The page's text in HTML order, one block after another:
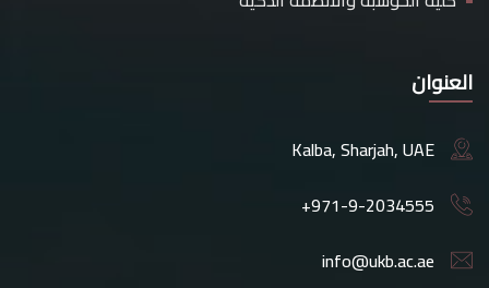
العنوان
Kalba, Sharjah, UAE
+971-9-2034555
info@ukb.ac.ae